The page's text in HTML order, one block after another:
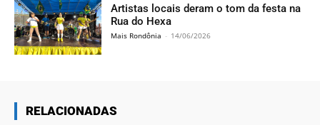
Artistas locais deram o tom da festa na
Rua do Hexa
Mais Rondônia - 14/06/2026
RELACIONADAS